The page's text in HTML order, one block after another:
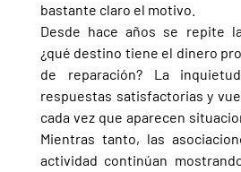
bastante claro el motivo.
Desde hace años se repite
¿qué destino tiene el dinero
de reparación? La
respuestas satisfactorias y
cada vez que aparecen
Mientras tanto, las
actividad continúan